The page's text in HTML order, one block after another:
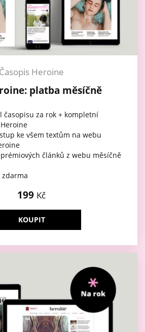
Časopis Heroine
platba měsíčně
časopisu za rok + kompletní
ke všem textům na webu
článků z webu měsíčně
zdarma
199 Kč
KOUPIT